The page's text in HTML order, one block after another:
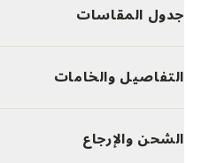
جدول المقاسات
التفاصيل والخامات
الشحن والإرجاع